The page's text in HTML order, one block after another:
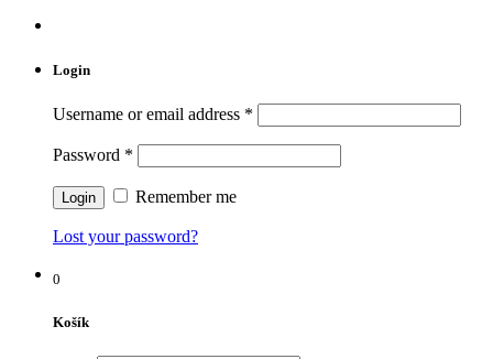
Login
Username or email address *
Password *
Remember me
Lost your password?
0
Košík